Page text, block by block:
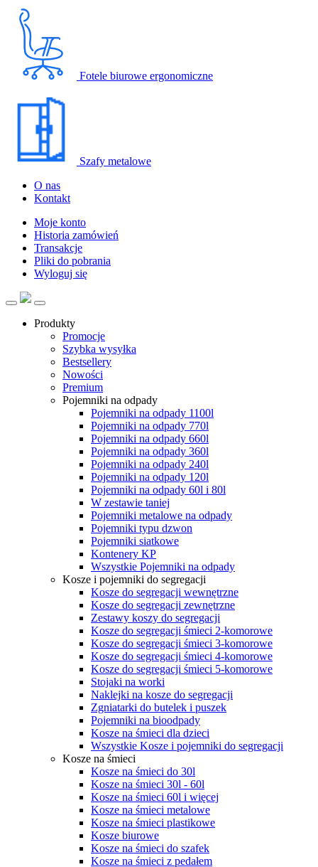
Fotele biurowe ergonomiczne
Szafy metalowe
O nas
Kontakt
Moje konto
Historia zamówień
Transakcje
Pliki do pobrania
Wyloguj się
Produkty
Promocje
Szybka wysyłka
Bestsellery
Nowości
Premium
Pojemniki na odpady
Pojemniki na odpady 1100l
Pojemniki na odpady 770l
Pojemniki na odpady 660l
Pojemniki na odpady 360l
Pojemniki na odpady 240l
Pojemniki na odpady 120l
Pojemniki na odpady 60l i 80l
W zestawie taniej
Pojemniki metalowe na odpady
Pojemniki typu dzwon
Pojemniki siatkowe
Kontenery KP
Wszystkie Pojemniki na odpady
Kosze i pojemniki do segregacji
Kosze do segregacji wewnętrzne
Kosze do segregacji zewnętrzne
Zestawy koszy do segregacji
Kosze do segregacji śmieci 2-komorowe
Kosze do segregacji śmieci 3-komorowe
Kosze do segregacji śmieci 4-komorowe
Kosze do segregacji śmieci 5-komorowe
Stojaki na worki
Naklejki na kosze do segregacji
Zgniatarki do butelek i puszek
Pojemniki na bioodpady
Kosze na śmieci dla dzieci
Wszystkie Kosze i pojemniki do segregacji
Kosze na śmieci
Kosze na śmieci do 30l
Kosze na śmieci 30l - 60l
Kosze na śmieci 60l i więcej
Kosze na śmieci metalowe
Kosze na śmieci plastikowe
Kosze biurowe
Kosze na śmieci do szafek
Kosze na śmieci z pedałem